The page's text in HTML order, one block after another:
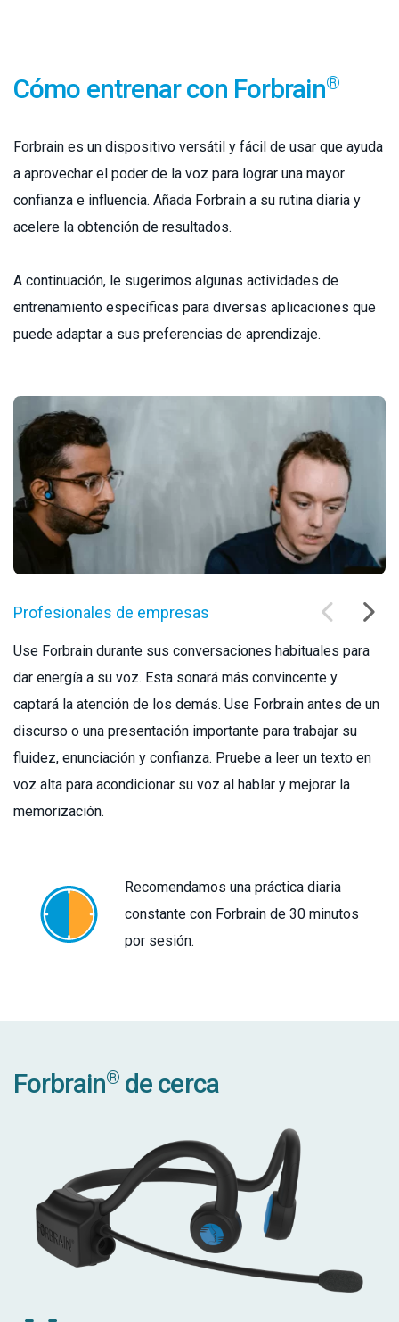
Cómo entrenar con Forbrain®
Forbrain es un dispositivo versátil y fácil de usar que ayuda
a aprovechar el poder de la voz para lograr una mayor
confianza e influencia. Añada Forbrain a su rutina diaria y
acelere la obtención de resultados.
A continuación, le sugerimos algunas actividades de
entrenamiento específicas para diversas aplicaciones que
puede adaptar a sus preferencias de aprendizaje.
Profesionales de empresas
Use Forbrain durante sus conversaciones habituales para
dar energía a su voz. Esta sonará más convincente y
captará la atención de los demás. Use Forbrain antes de un
discurso o una presentación importante para trabajar su
fluidez, enunciación y confianza. Pruebe a leer un texto en
voz alta para acondicionar su voz al hablar y mejorar la
memorización.
Recomendamos una práctica diaria
constante con Forbrain de 30 minutos
por sesión.
Forbrain®de cerca